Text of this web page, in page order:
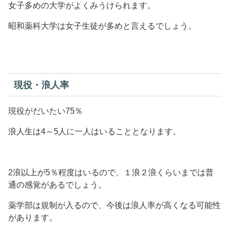
女子多めの大学がよくみうけられます。
昭和薬科大学は女子生徒が多めと言えるでしょう。
現役・浪人率
現役がだいたい75％
浪人生は4～5人に一人はいることとなります。
2浪以上が5％程度はいるので、１浪２浪くらいまでは普
通の感覚があるでしょう。
薬学部は規制が入るので、今後は浪人率が高くなる可能性
があります。